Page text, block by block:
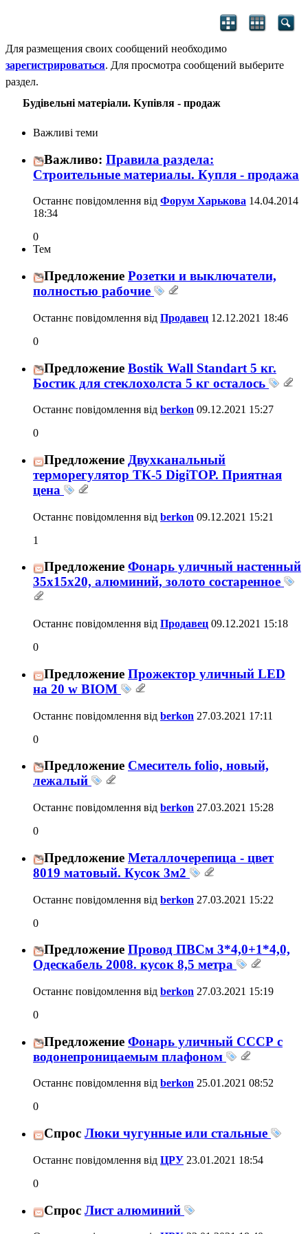
Для размещения своих сообщений необходимо
зарегистрироваться. Для просмотра сообщений выберите
раздел.
Будівельні матеріали. Купівля - продаж
Важливі теми
Важливо: Правила раздела:
Строительные материалы. Купля - продажа
Останнє повідомлення від Форум Харькова 14.04.2014
18:34
0
Тем
Предложение Розетки и выключатели,
полностью рабочие
Останнє повідомлення від Продавец 12.12.2021 18:46
0
Предложение Bostik Wall Standart 5 кг.
Бостик для стеклохолста 5 кг осталось
Останнє повідомлення від berkon 09.12.2021 15:27
0
Предложение Двухканальный
терморегулятор ТК-5 DigiTOP. Приятная
цена
Останнє повідомлення від berkon 09.12.2021 15:21
1
Предложение Фонарь уличный настенный
35х15х20, алюминий, золото состаренное
Останнє повідомлення від Продавец 09.12.2021 15:18
0
Предложение Прожектор уличный LED
на 20 w BIOM
Останнє повідомлення від berkon 27.03.2021 17:11
0
Предложение Смеситель folio, новый,
лежалый
Останнє повідомлення від berkon 27.03.2021 15:28
0
Предложение Металлочерепица - цвет
8019 матовый. Кусок 3м2
Останнє повідомлення від berkon 27.03.2021 15:22
0
Предложение Провод ПВСм 3*4,0+1*4,0,
Одескабель 2008. кусок 8,5 метра
Останнє повідомлення від berkon 27.03.2021 15:19
0
Предложение Фонарь уличный СССР с
водонепроницаемым плафоном
Останнє повідомлення від berkon 25.01.2021 08:52
0
Спрос Люки чугунные или стальные
Останнє повідомлення від ЦРУ 23.01.2021 18:54
0
Спрос Лист алюминий